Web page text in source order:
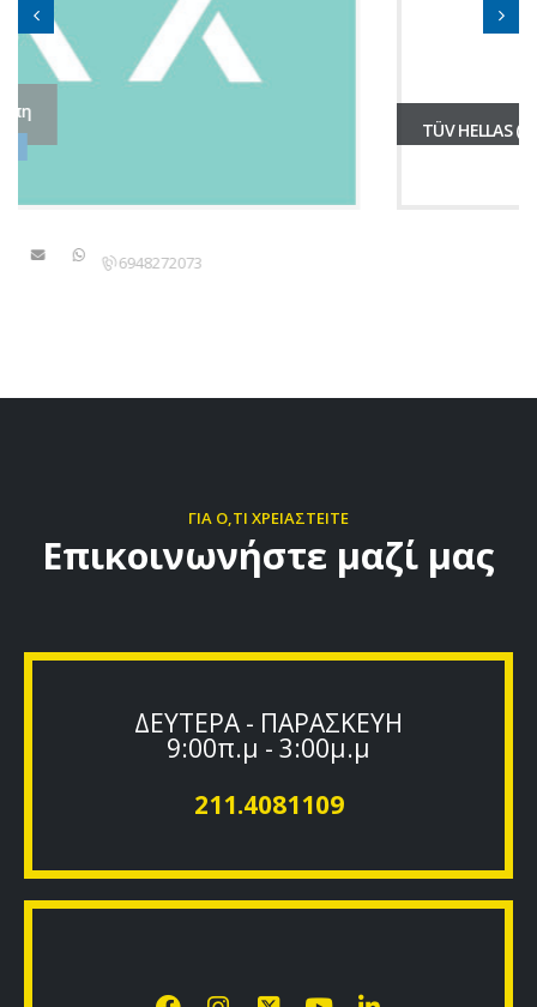
ΓΙΑ Ο,ΤΙ ΧΡΕΙΑΣΤΕΙΤΕ
Επικοινωνήστε μαζί μας
ΔΕΥΤΕΡΑ - ΠΑΡΑΣΚΕΥΗ
9:00π.μ - 3:00μ.μ
211.4081109